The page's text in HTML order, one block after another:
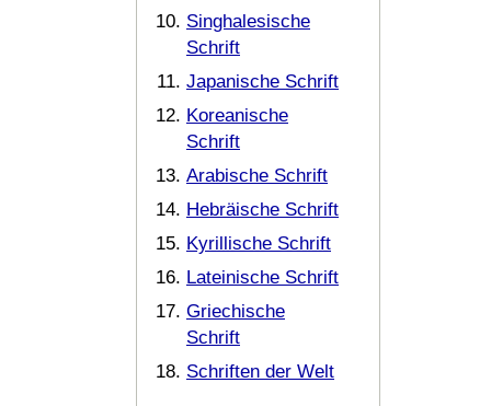
Singhalesische
Schrift
Japanische Schrift
Koreanische
Schrift
Arabische Schrift
Hebräische Schrift
Kyrillische Schrift
Lateinische Schrift
Griechische
Schrift
Schriften der Welt